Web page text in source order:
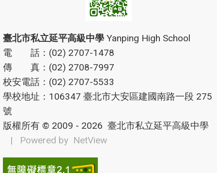
臺北市私立延平高級中學 Yanping High School
電 話：(02) 2707-1478
傳 真：(02) 2708-7997
校安電話：(02) 2707-5533
學校地址：106347 臺北市大安區建國南路一段 275
號
版權所有 © 2009 - 2026 臺北市私立延平高級中學
| Powered by NetView